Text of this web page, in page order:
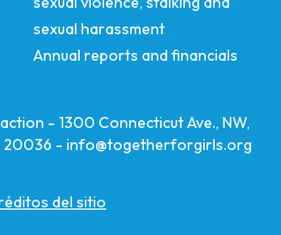
sexual harassment
Annual reports and financials
- 1300 Connecticut Ave., NW,
20036 - info@togetherforgirls.org
del sitio